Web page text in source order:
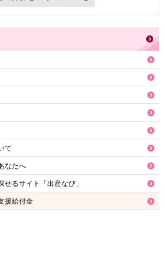
て
なたへ
るサイト「出産なび」
援給付金